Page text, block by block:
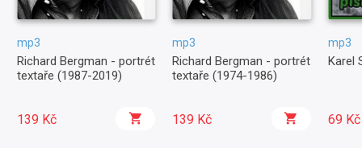
mp3
Richard Bergman - portrét
textaře (1987-2019)
139 Kč
mp3
Richard Bergman - portrét
textaře (1974-1986)
139 Kč
mp3
Karel
69 Kč